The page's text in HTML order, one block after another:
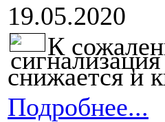
19.05.2020
К
снижается и
Подробнее...